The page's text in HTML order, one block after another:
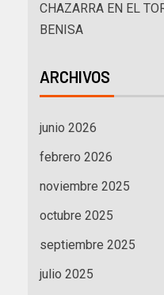
CHAZARRA EN EL
BENISA
ARCHIVOS
junio 2026
febrero 2026
noviembre 2025
octubre 2025
septiembre 2025
julio 2025